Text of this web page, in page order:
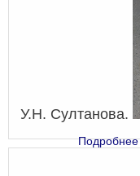
У.Н. Султанова.
Подробнее